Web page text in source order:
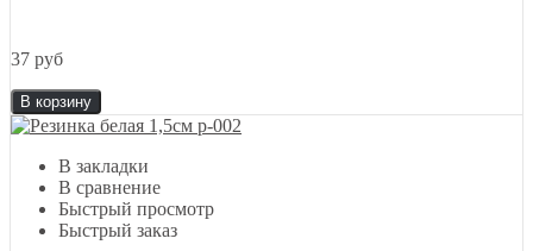
37 руб
В корзину
В закладки
В сравнение
Быстрый просмотр
Быстрый заказ